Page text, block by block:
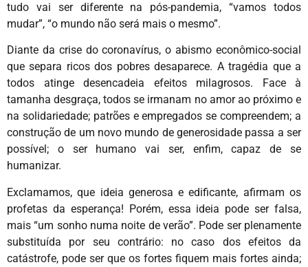
tudo vai ser diferente na pós-pandemia, “vamos todos
mudar”, “o mundo não será mais o mesmo”.
Diante da crise do coronavírus, o abismo econômico-social
que separa ricos dos pobres desaparece. A tragédia que a
todos atinge desencadeia efeitos milagrosos. Face à
tamanha desgraça, todos se irmanam no amor ao próximo e
na solidariedade; patrões e empregados se compreendem; a
construção de um novo mundo de generosidade passa a ser
possível; o ser humano vai ser, enfim, capaz de se
humanizar.
Exclamamos, que ideia generosa e edificante, afirmam os
profetas da esperança! Porém, essa ideia pode ser falsa,
mais “um sonho numa noite de verão”. Pode ser plenamente
substituída por seu contrário: no caso dos efeitos da
catástrofe, pode ser que os fortes fiquem mais fortes ainda;